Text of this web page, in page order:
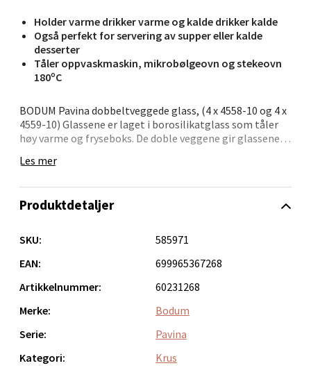
Holder varme drikker varme og kalde drikker kalde
Også perfekt for servering av supper eller kalde
desserter
Tåler oppvaskmaskin, mikrobølgeovn og stekeovn
180ºC
BODUM Pavina dobbeltveggede glass, (4 x 4558-10 og 4 x
4559-10) Glassene er laget i borosilikatglass som tåler
høy varme og fryseboks. De doble veggene gir glassene
meget godt som dessertglass. Glassene er munnblåste.
Les mer
Produktdetaljer
SKU:
585971
EAN:
699965367268
Artikkelnummer:
60231268
Merke:
Bodum
Serie:
Pavina
Kategori:
Krus
0 i butikk
Velg
Bergen - Oasen Senter
Folke Bernadottes vei 52, 5147 Fyllingsdalen
Åpent i dag 10-21
0 i butikk
Oppdal - Aunasenteret
Åpent i dag 10-19